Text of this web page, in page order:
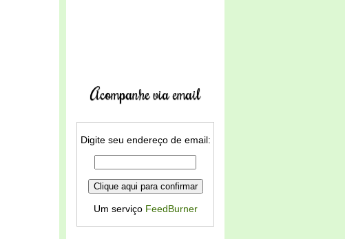
Acompanhe via email
Digite seu endereço de email:
Um serviço FeedBurner